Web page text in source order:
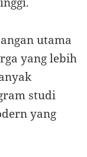
utama
yang lebih
studi
yang